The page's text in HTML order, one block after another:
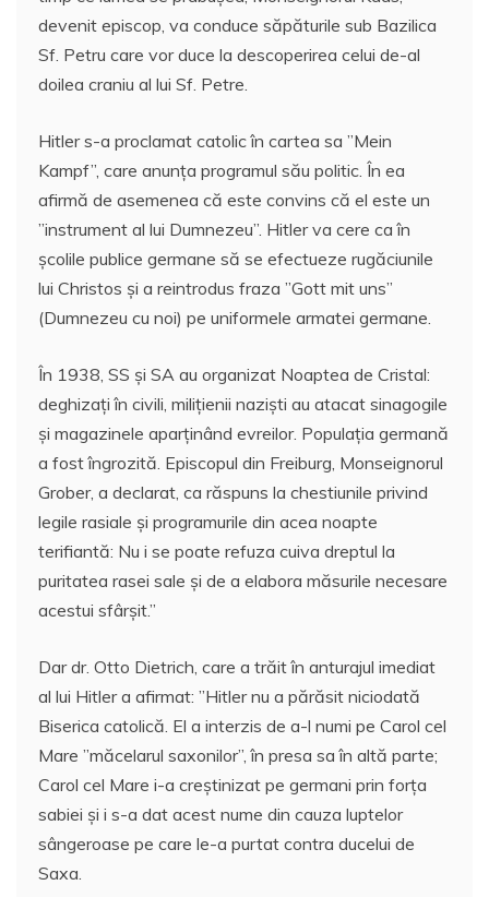
devenit episcop, va conduce săpăturile sub Bazilica
Sf. Petru care vor duce la descoperirea celui de-al
doilea craniu al lui Sf. Petre.
Hitler s-a proclamat catolic în cartea sa ”Mein
Kampf”, care anunţa programul său politic. În ea
afirmă de asemenea că este convins că el este un
”instrument al lui Dumnezeu”. Hitler va cere ca în
şcolile publice germane să se efectueze rugăciunile
lui Christos şi a reintrodus fraza ”Gott mit uns”
(Dumnezeu cu noi) pe uniformele armatei germane.
În 1938, SS şi SA au organizat Noaptea de Cristal:
deghizaţi în civili, miliţienii nazişti au atacat sinagogile
şi magazinele aparţinând evreilor. Populaţia germană
a fost îngrozită. Episcopul din Freiburg, Monseignorul
Grober, a declarat, ca răspuns la chestiunile privind
legile rasiale şi programurile din acea noapte
terifiantă: Nu i se poate refuza cuiva dreptul la
puritatea rasei sale şi de a elabora măsurile necesare
acestui sfârşit.”
Dar dr. Otto Dietrich, care a trăit în anturajul imediat
al lui Hitler a afirmat: ”Hitler nu a părăsit niciodată
Biserica catolică. El a interzis de a-l numi pe Carol cel
Mare ”măcelarul saxonilor”, în presa sa în altă parte;
Carol cel Mare i-a creştinizat pe germani prin forţa
sabiei şi i s-a dat acest nume din cauza luptelor
sângeroase pe care le-a purtat contra ducelui de
Saxa.